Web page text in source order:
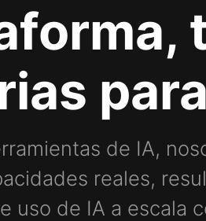
de IA,
reales,
uso de IA a escala